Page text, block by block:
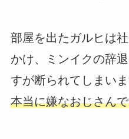
部屋を出たガルヒは
かけ、ミンイクの辞
すが断られてしまいま
本当に嫌なおじさん